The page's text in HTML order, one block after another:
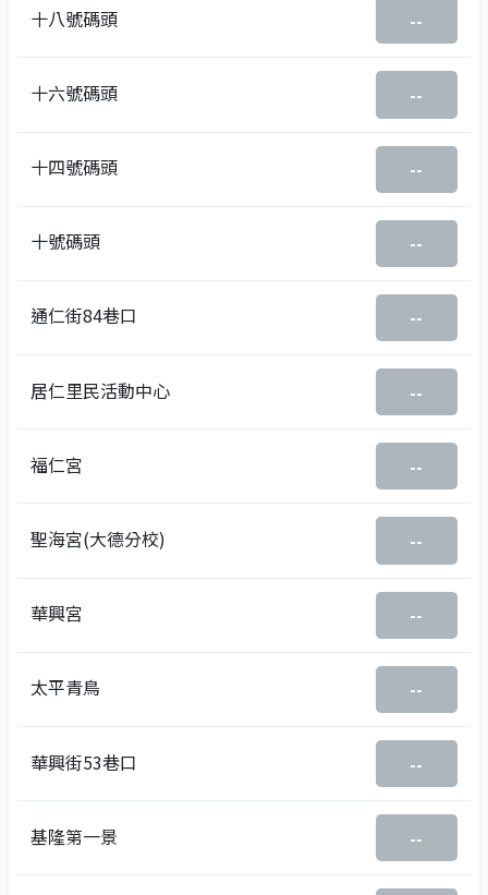
十八號碼頭 --
十六號碼頭 --
十四號碼頭 --
十號碼頭 --
通仁街84巷口 --
居仁里民活動中心 --
福仁宮 --
聖海宮(大德分校) --
華興宮 --
太平青鳥 --
華興街53巷口 --
基隆第一景 --